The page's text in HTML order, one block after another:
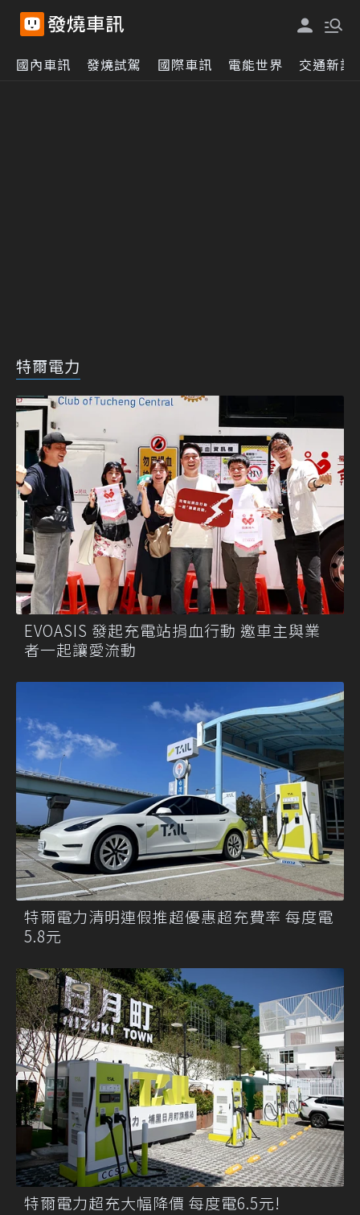
國內車訊 發燒試駕 國際車訊 電能世界 交通新訊
特爾電力
EVOASIS 發起充電站捐血行動 邀車主與業
者一起讓愛流動
特爾電力清明連假推超優惠超充費率 每度電
5.8元
特爾電力超充大幅降價 每度電6.5元!